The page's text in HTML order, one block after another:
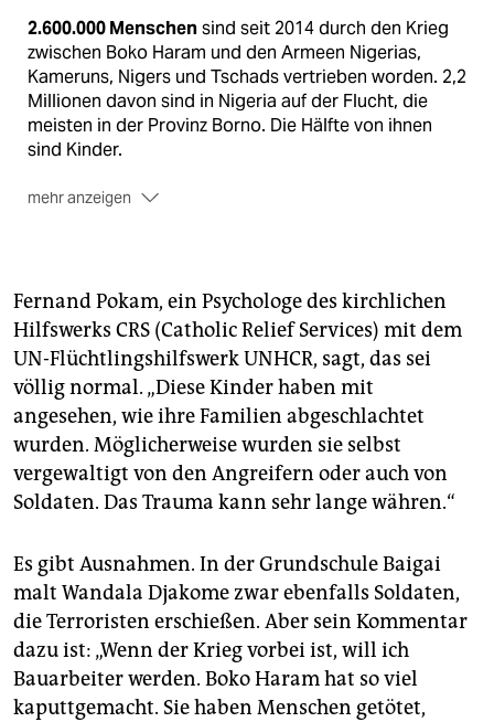
2.600.000 Menschensind seit 2014 durch den Krieg
zwischen Boko Haram und den Armeen Nigerias,
Kameruns, Nigers und Tschads vertrieben worden. 2,2
Millionen davon sind in Nigeria auf der Flucht, die
meisten in der Provinz Borno. Die Hälfte von ihnen
sind Kinder.
mehr anzeigen
475.000 Kinderin der Region sind vom Tod bedroht,
weil es keine Gesundheitsversorgung mehr gibt und
Lebensmittel knapp werden, warnt das UN-
Kinderhilfswerk Unicef. Sein Hilfsappell für 308 Mio.
US-Dollar sei nur zu 13 Prozent finanziert.
20.000 Kinderin Nordostnigeria haben ihre Familien
verloren.
Mehrere hundert Kinderwurden von Boko Haram
spurlos verschwunden.
86 Kinderhat Boko Haram als Selbstmordattentäter
eingesetzt.
Fernand Pokam, ein Psychologe des kirchlichen
Hilfswerks CRS (Catholic Relief Services) mit dem
UN-Flüchtlingshilfswerk UNHCR, sagt, das sei
völlig normal. „Diese Kinder haben mit
angesehen, wie ihre Familien abgeschlachtet
wurden. Möglicherweise wurden sie selbst
vergewaltigt von den Angreifern oder auch von
Soldaten. Das Trauma kann sehr lange währen.“
Es gibt Ausnahmen. In der Grundschule Baigai
malt Wandala Djakome zwar ebenfalls Soldaten,
die Terroristen erschießen. Aber sein Kommentar
dazu ist: „Wenn der Krieg vorbei ist, will ich
Bauarbeiter werden. Boko Haram hat so viel
kaputtgemacht. Sie haben Menschen getötet,